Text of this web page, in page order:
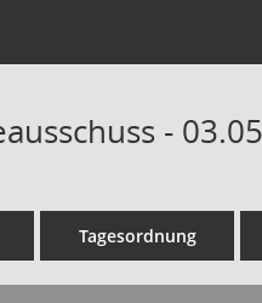
-
Tagesordnung